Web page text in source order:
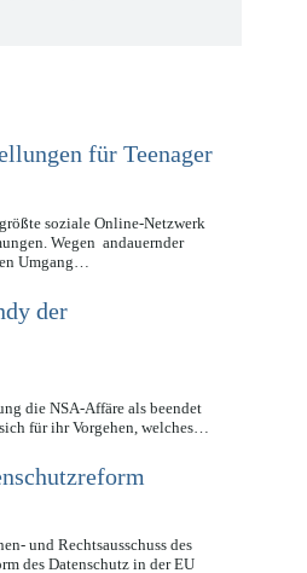
für Teenager
soziale Online-Netzwerk
Wegen andauernder
der
die NSA-Affäre als beendet